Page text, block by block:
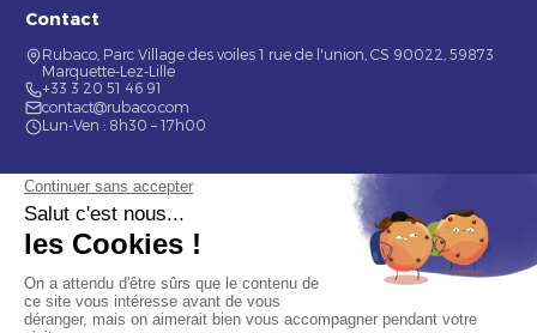
Contact
Rubaco, Parc Village des voiles 1 rue de l'union, CS 90022, 59873
Marquette-Lez-Lille
+33 3 20 51 46 91
contact@rubaco.com
Lun-Ven : 8h30 – 17h00
Nos services
Étiquette alimentaire
Étiquette de bouteilles
Informations